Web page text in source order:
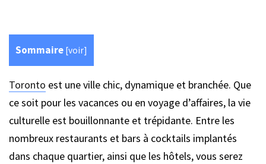
Sommaire [voir]
Toronto est une ville chic, dynamique et branchée. Que
ce soit pour les vacances ou en voyage d’affaires, la vie
culturelle est bouillonnante et trépidante. Entre les
nombreux restaurants et bars à cocktails implantés
dans chaque quartier, ainsi que les hôtels, vous serez